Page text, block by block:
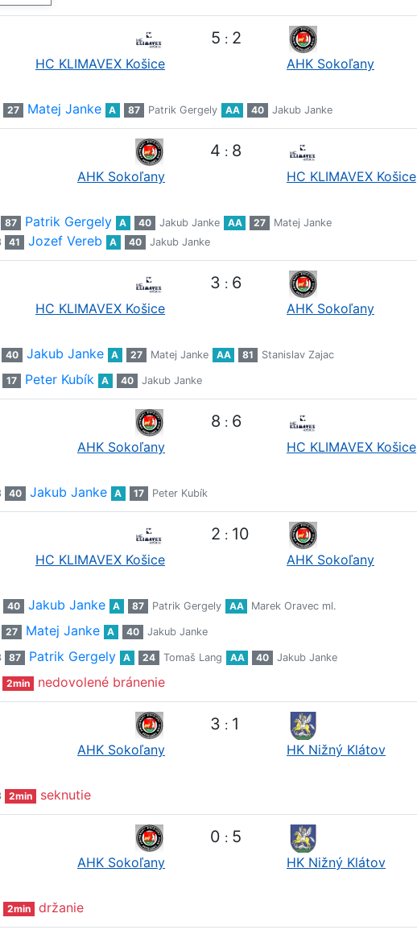
HC KLIMAVEX Košice
5 : 2
AHK Sokoľany
27 Matej Janke A 87 Patrik Gergely AA 40 Jakub Janke
AHK Sokoľany
4 : 8
HC KLIMAVEX Košice
87 Patrik Gergely A 40 Jakub Janke AA 27
Matej Janke
41 Jozef Vereb A 40 Jakub Janke
HC KLIMAVEX Košice
3 : 6
AHK Sokoľany
40 Jakub Janke A 27 Matej Janke AA 81 Stanislav Zajac
17 Peter Kubík A 40 Jakub Janke
AHK Sokoľany
8 : 6
HC KLIMAVEX Košice
40 Jakub Janke A 17 Peter Kubík
HC KLIMAVEX Košice
2 : 10
AHK Sokoľany
40 Jakub Janke A 87 Patrik Gergely AA Marek Oravec ml.
27 Matej Janke A 40 Jakub Janke
87 Patrik Gergely A 24 Tomaš Lang AA 40 Jakub Janke
2min nedovolené bránenie
AHK Sokoľany
3 : 1
HK Nižný Klátov
2min seknutie
AHK Sokoľany
0 : 5
HK Nižný Klátov
2min držanie